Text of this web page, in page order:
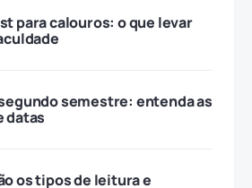
para calouros: o que levar
semestre: entenda as
datas
os tipos de leitura e